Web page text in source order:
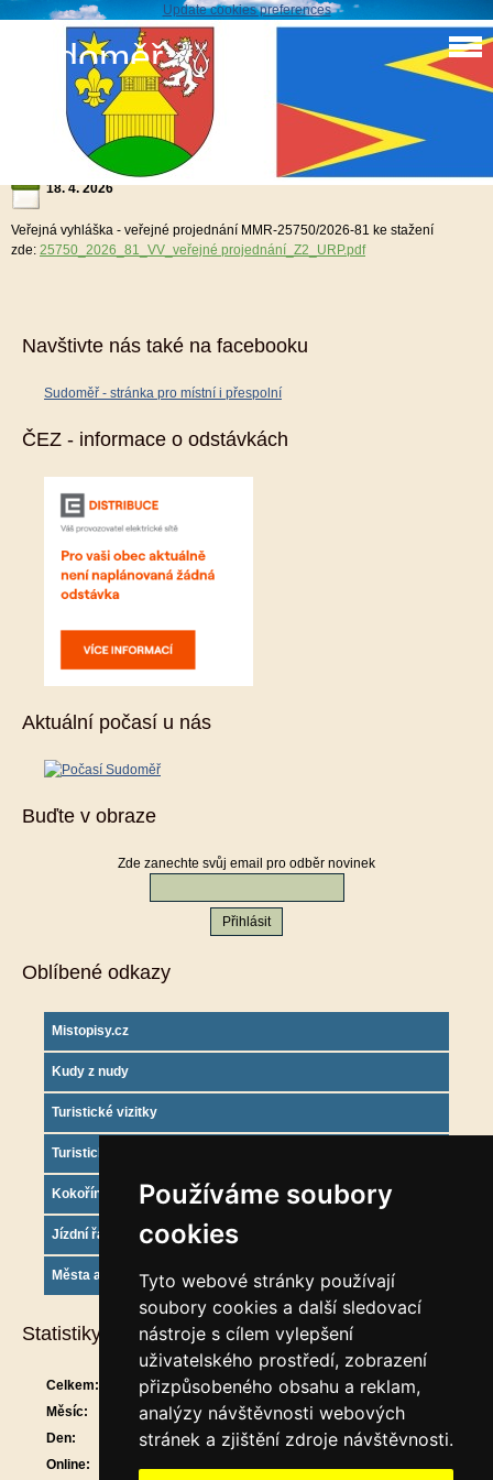
Používáme soubory
cookies
Tyto webové stránky používají
soubory cookies a další sledovací
nástroje s cílem vylepšení
uživatelského prostředí, zobrazení
přizpůsobeného obsahu a reklam,
analýzy návštěvnosti webových
stránek a zjištění zdroje návštěvnosti.
Update cookies preferences
Sudoměř
Veřejná vyhláška - veřejné projednání MMR-
25750/2026-81
18. 4. 2026
Veřejná vyhláška - veřejné projednání MMR-25750/2026-81 ke stažení
zde: 25750_2026_81_VV_veřejné projednání_Z2_URP.pdf
Navštivte nás také na facebooku
Sudoměř - stránka pro místní i přespolní
ČEZ - informace o odstávkách
Aktuální počasí u nás
Buďte v obraze
Zde zanechte svůj email pro odběr novinek
Oblíbené odkazy
Mistopisy.cz
Kudy z nudy
Turistické vizitky
Turistický deník
Kokořínsko info
Jízdní řády
Města a obce
Statistiky
Online:
Celkem:
912316
Měsíc:
30346
Den: